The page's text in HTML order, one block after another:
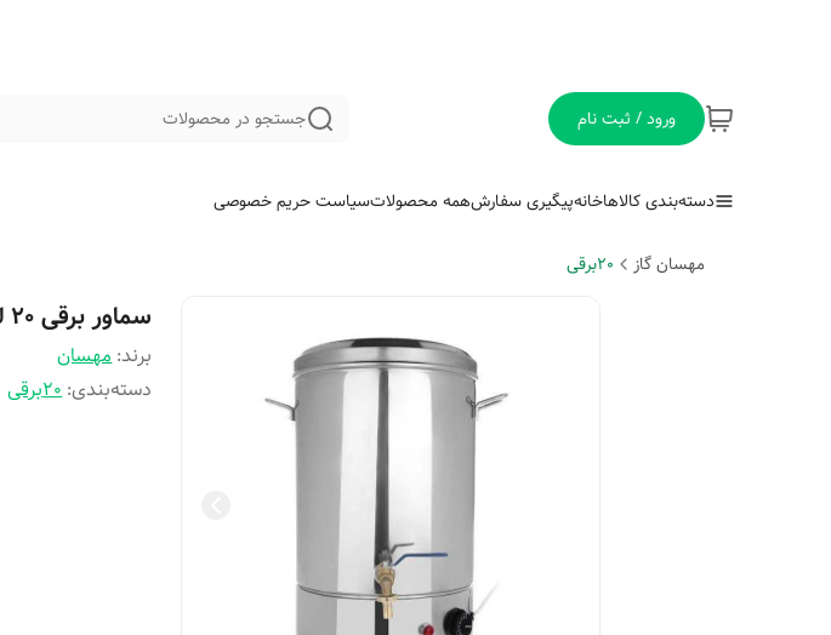
ورود / ثبت نام جستجو در محصولات
دسته‌بندی کالاهاخانهپیگیری سفارشهمه محصولاتسیاست حریم خصوصی
مهسان گاز 20برقی
سماور برقی 20 لیتری
برند:مهسان
دسته‌بندی:20برقی